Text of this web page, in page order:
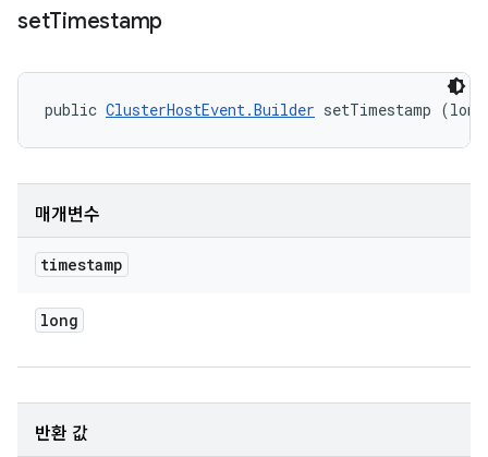
setTimestamp
public ClusterHostEvent.Builder setTimestamp
매개변수
timestamp
long
반환 값